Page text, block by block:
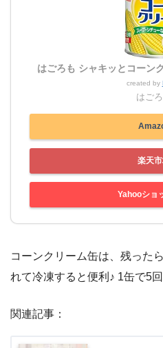
はごろも シャキッとコーン
created by
はご
楽天
Yahooショ
コーンクリーム缶は、残った
れて冷凍すると便利♪ 1缶で5
関連記事：